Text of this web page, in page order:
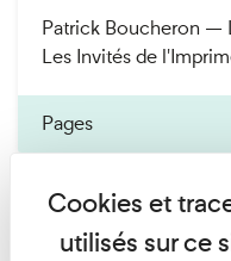
Patrick Boucheron —
Les Invités de
Pages
Marie